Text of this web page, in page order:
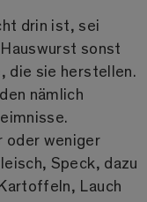
drin ist, sei
sonst
die sie herstellen.
nämlich
oder weniger
Speck, dazu
Lauch